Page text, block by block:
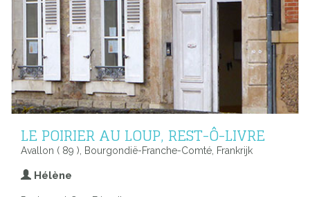
LE POIRIER AU LOUP, REST-Ô-LIVRE
Avallon ( 89 ), Bourgondië-Franche-Comté, Frankrijk
Hélène